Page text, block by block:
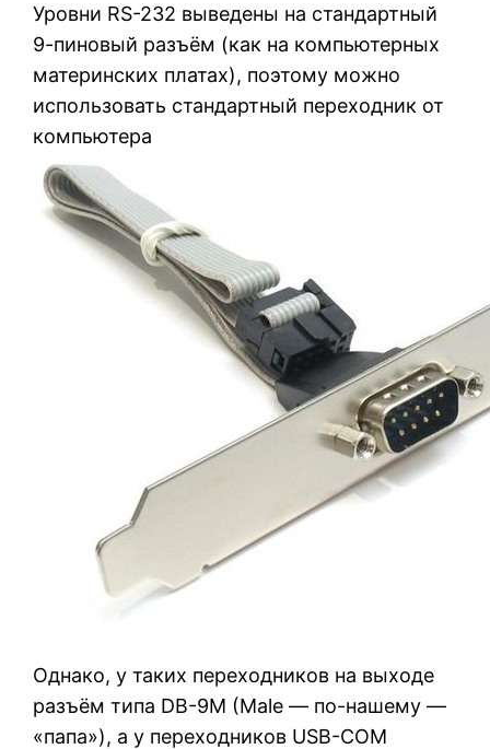
Уровни RS-232 выведены на стандартный
9-пиновый разъём (как на компьютерных
материнских платах), поэтому можно
использовать стандартный переходник от
компьютера
Однако, у таких переходников на выходе
разъём типа DB-9M (Male — по-нашему —
«папа»), а у переходников USB-COM